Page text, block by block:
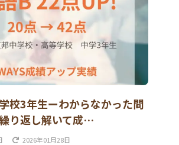
校3年生ーわからなかった問
り返し解いて成…
2026年01月28日